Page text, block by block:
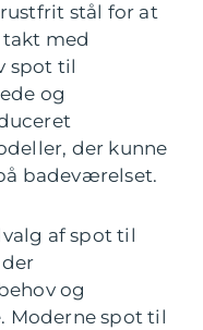
stål for at
med
spot til
og
der kunne
badeværelset.
af spot til
og
Moderne spot til